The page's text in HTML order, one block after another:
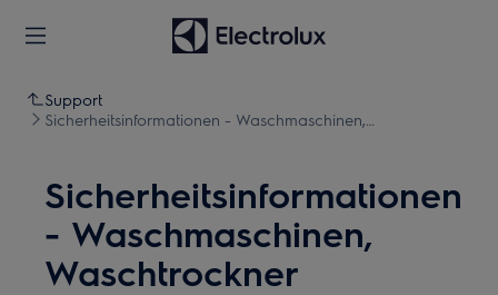
Support
Sicherheitsinformationen - Waschmaschinen,
Sicherheitsinformationen
- Waschmaschinen,
Waschtrockner